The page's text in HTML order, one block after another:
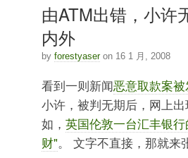
由ATM出错，小许
内外
by forestyaseron 16 1 月, 2008
看到一则新闻恶意取款案
小许，被判无期后，网上
如， 英国伦敦一台汇丰银
财"。 文字不直接，那就来